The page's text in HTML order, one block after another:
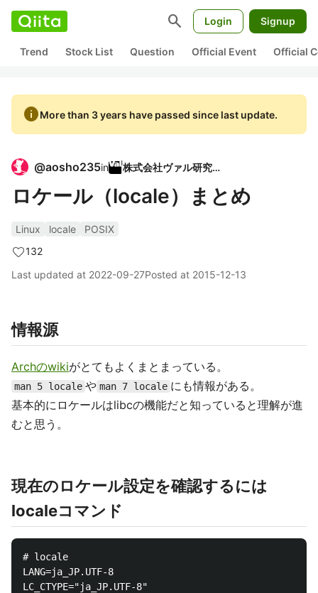
search Login Signup
Trend Stock List Question Official Event Official
infoMore than 3 years have passed since last update.
@aosho235in 株式会社ヴァル研究所
ロケール（locale）まとめ
Linux locale
POSIX
132
Last updated at 2022-09-27Posted at 2015-12-13
情報源
Archのwikiがとてもよくまとまっている。
man 5 locale や man 7 locale にも情報がある。
基本的にロケールはlibcの機能だと知っていると理解が進
むと思う。
現在のロケール設定を確認するには
localeコマンド
# locale
LANG=ja_JP.UTF-8
LC_CTYPE="ja_JP.UTF-8"